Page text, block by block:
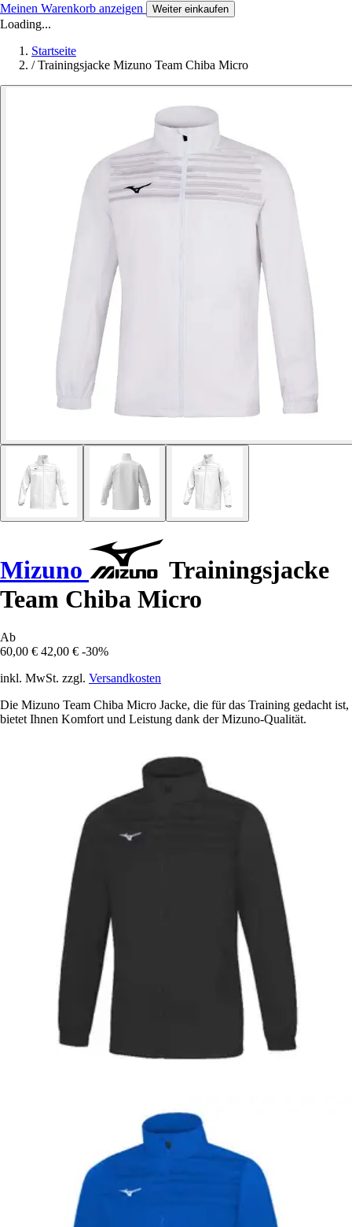
Meinen Warenkorb anzeigen Weiter einkaufen
Loading...
Startseite
/ Trainingsjacke Mizuno Team Chiba Micro
Mizuno
Trainingsjacke
Team Chiba Micro
Ab
60,00 € 42,00 € -30%
inkl. MwSt. zzgl. Versandkosten
Die Mizuno Team Chiba Micro Jacke, die für das Training gedacht ist,
bietet Ihnen Komfort und Leistung dank der Mizuno-Qualität.